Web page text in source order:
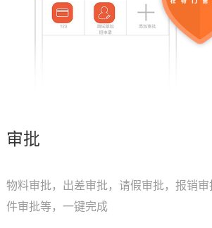
审批
物料审批，出差审批，请假审批，报销
件审批等，一键完成